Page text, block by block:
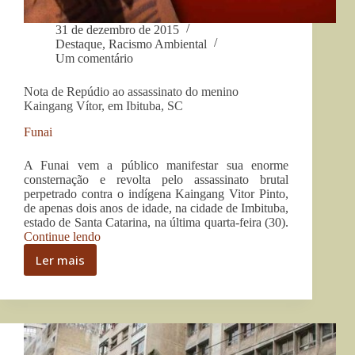
31 de dezembro de 2015
Destaque, Racismo Ambiental
Um comentário
Nota de Repúdio ao assassinato do menino
Kaingang Vítor, em Ibituba, SC
Funai
A Funai vem a público manifestar sua enorme
consternação e revolta pelo assassinato brutal
perpetrado contra o indígena Kaingang Vitor Pinto,
de apenas dois anos de idade, na cidade de Imbituba,
estado de Santa Catarina, na última quarta-feira (30).
Continue lendo“Nota
menino
Kaingang
Vítor,
Ler mais
Nota
Repúdio
assassinato
do